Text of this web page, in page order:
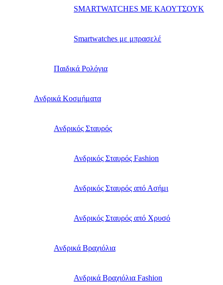
SMARTWATCHES ΜΕ ΚΑΟΥΤΣΟΥΚ
Smartwatches με μπρασελέ
Παιδικά Ρολόγια
Ανδρικά Κοσμήματα
Ανδρικός Σταυρός
Ανδρικός Σταυρός Fashion
Ανδρικός Σταυρός από Ασήμι
Ανδρικός Σταυρός από Χρυσό
Ανδρικά Βραχιόλια
Ανδρικά Βραχιόλια Fashion